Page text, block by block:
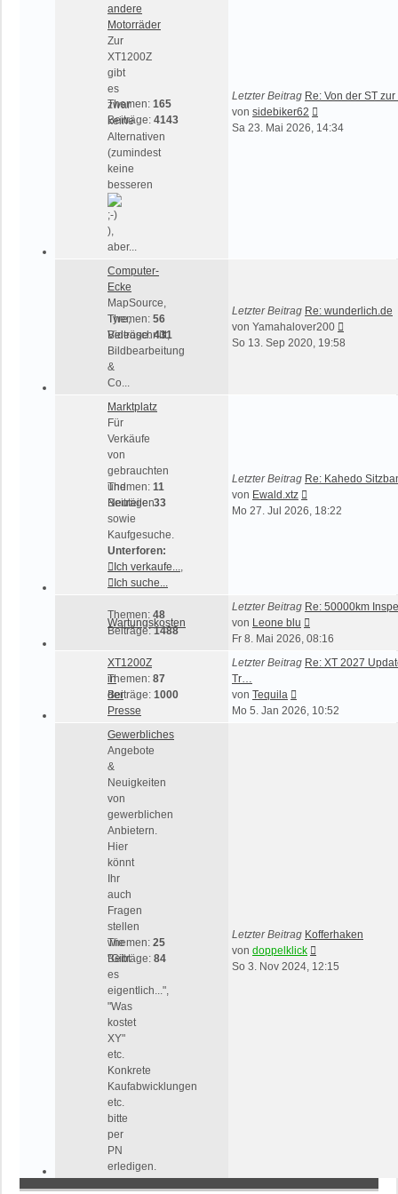
andere
Motorräder
Zur
XT1200Z
gibt
es
zwar
keine
Alternativen
(zumindest
keine
besseren
),
aber...
Themen: 165
Beiträge: 4143
Letzter Beitrag Re: Von der ST
von sidebiker62
Beitrag
Sa 23. Mai 2026, 14:34
Computer-
Ecke
MapSource,
Tyre,
Videoschnitt,
Bildbearbeitung
&
Co...
Themen: 56
Beiträge:431
Letzter Beitrag Re: wunderlich.de
von Yamahalover200
Beitrag
So 13. Sep 2020, 19:58
Marktplatz
Für
Verkäufe
von
gebrauchten
und
Neuteilen
sowie
Kaufgesuche.
Unterforen:
Ich verkaufe...
Ich suche...
Themen: 11
Beiträge:33
Letzter Beitrag Re: Kahedo
von Ewald.xtz
Beitrag
Mo 27. Jul 2026, 18:22
Wartungskosten
Themen: 48
Beiträge:1488
Letzter Beitrag Re: 50000km
von Leone blu
Beitrag
Fr 8. Mai 2026, 08:16
XT1200Z
in
der
Presse
Themen: 87
Beiträge: 1000
Letzter Beitrag Re: XT 2027
Tr…
von Tequila
Beitrag
Mo 5. Jan 2026, 10:52
Gewerbliches
Angebote
&
Neuigkeiten
von
gewerblichen
Anbietern.
Hier
könnt
Ihr
auch
Fragen
stellen
wie
"Gibt
es
eigentlich...",
"Was
kostet
XY"
etc.
Konkrete
Kaufabwicklungen
etc.
bitte
per
PN
erledigen.
Themen: 25
Beiträge: 84
Letzter Beitrag Kofferhaken
von doppelklick
Beitrag
So 3. Nov 2024, 12:15